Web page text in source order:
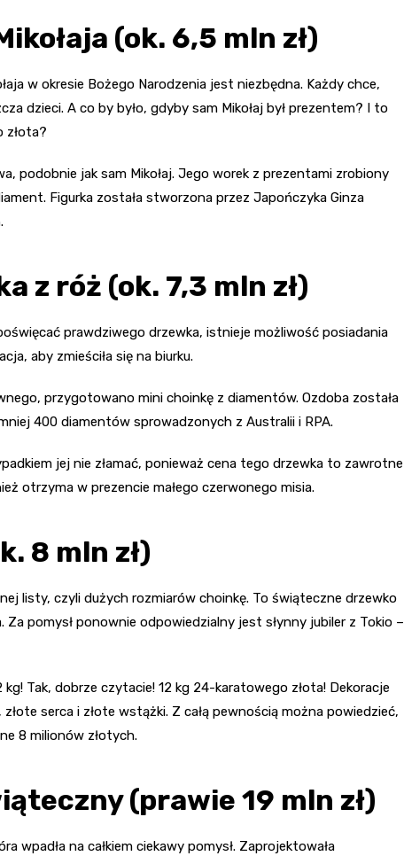
(ok. 6,5 mln zł)
w okresie Bożego Narodzenia jest niezbędna. Każdy chce,
dzieci. A co by było, gdyby sam Mikołaj był prezentem? I to
złota?
podobnie jak sam Mikołaj. Jego worek z prezentami zrobiony
Figurka została stworzona przez Japończyka Ginza
z róż (ok. 7,3 mln zł)
prawdziwego drzewka, istnieje możliwość posiadania
aby zmieściła się na biurku.
przygotowano mini choinkę z diamentów. Ozdoba została
400 diamentów sprowadzonych z Australii i RPA.
jej nie złamać, ponieważ cena tego drzewka to zawrotne
otrzyma w prezencie małego czerwonego misia.
8 mln zł)
listy, czyli dużych rozmiarów choinkę. To świąteczne drzewko
pomysł ponownie odpowiedzialny jest słynny jubiler z Tokio –
Tak, dobrze czytacie! 12 kg 24-karatowego złota! Dekoracje
serca i złote wstążki. Z całą pewnością można powiedzieć,
8 milionów złotych.
(prawie 19 mln zł)
na całkiem ciekawy pomysł. Zaprojektowała